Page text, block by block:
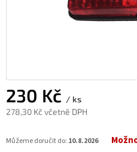
230 Kč / ks
278,30 Kč včetně DPH
cena:
Můžeme doručit do: 10.8.2026